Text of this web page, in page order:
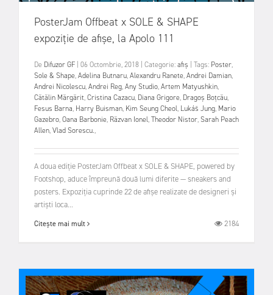
PosterJam Offbeat x SOLE & SHAPE
expoziție de afișe, la Apolo 111
De Difuzor GF 06 Octombrie, 2018 Categorie:afiș Tags: Poster,
Sole & Shape,Adelina Butnaru,Alexandru Ranete,Andrei Damian,
Andrei Nicolescu,Andrei Reg,Any Studio,Artem Matyushkin,
Cătălin Mărgărit,Cristina Cazacu, Diana Grigore, Dragoș Boțcău,
Fesus Barna, Harry Buisman, Kim Seung Cheol, Lukáš Jung, Mario
Gazebro,Oana Barbonie, Răzvan Ionel,Theodor Nistor,Sarah Peach
Allen,Vlad Sorescu.,
A doua ediție PosterJam Offbeat x SOLE & SHAPE, powered by
Footshop, aduce împreună două lumi diferite — sneakers and
posters. Expoziția cuprinde 22 de afișe realizate de designeri și
artiști loca...
Citește mai mult 2184